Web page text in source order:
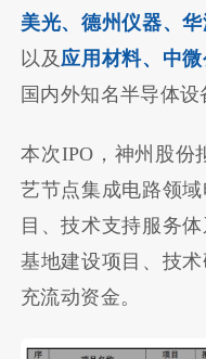
美光、德州仪器、
以及应用材料、中
国内外知名半导体设
本次IPO，神州股份
艺节点集成电路领
目、技术支持服务
基地建设项目、技
充流动资金。